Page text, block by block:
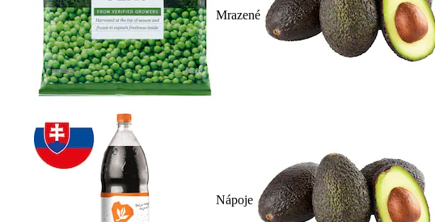
Mrazené
Nápoje